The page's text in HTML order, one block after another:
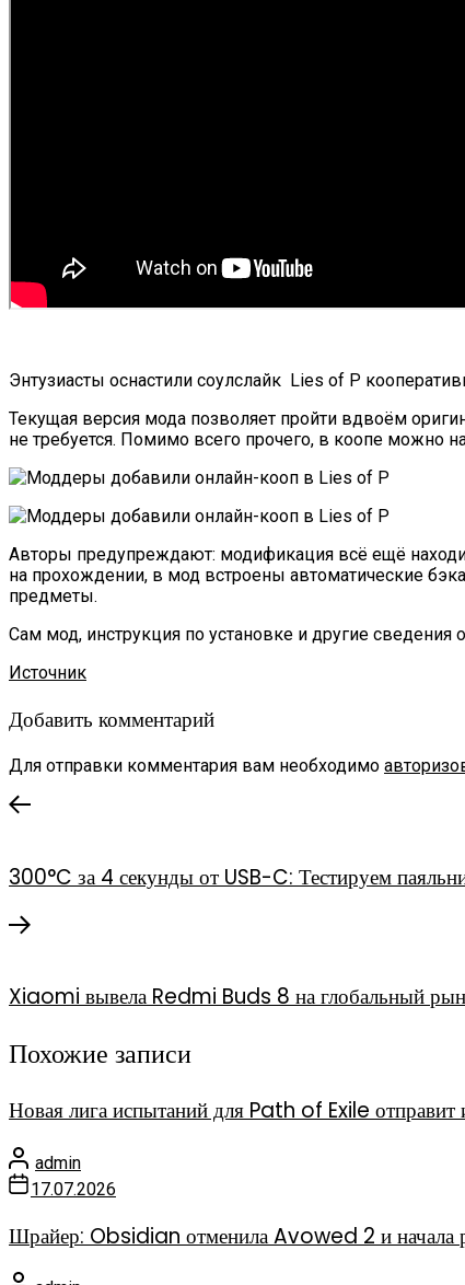
Энтузиасты оснастили соулслайк Lies of P
Текущая версия мода позволяет пройти вдвоём
не требуется. Помимо всего прочего, в коопе можно
Авторы предупреждают: модификация всё ещё
на прохождении, в мод встроены автоматические
предметы.
Сам мод, инструкция по установке и другие
Источник
Добавить комментарий
Для отправки комментария вам необходимо
300°C за 4 секунды от USB-C: Тестируем
Xiaomi вывела Redmi Buds 8 на глобальный
Похожие записи
Новая лига испытаний для Path of Exile отправит
admin
17.07.2026
Шрайер: Obsidian отменила Avowed 2 и начала